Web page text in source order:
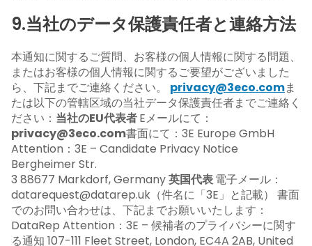
9.当社のデータ保護責任者と連絡方法
本通知に関するご質問、お客様の個人情報に関する問題、
またはお客様の個人情報に関するご要望がございました
ら、下記までご連絡ください。 privacy@3eco.comま
たは以下の管轄区域の当社データ保護責任者までご連絡く
ださい： 当社のEU代表者Eメールにて：
privacy@3eco.com書面にて：3E Europe GmbH
Attention：3E – Candidate Privacy Notice
Bergheimer Str.
3 88677 Markdorf, Germany英国代表電子メール：
datarequest@datarep.uk（件名に「3E」と記載） 書面
でのお問い合わせは、下記までお願いいたします：
DataRep Attention：3E – 候補者のプライバシーに関す
る通知 107-111 Fleet Street, London, EC4A 2AB, United